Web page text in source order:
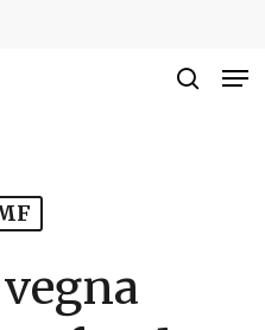
Close